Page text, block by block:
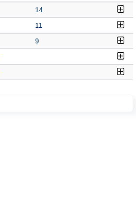
14
11
9